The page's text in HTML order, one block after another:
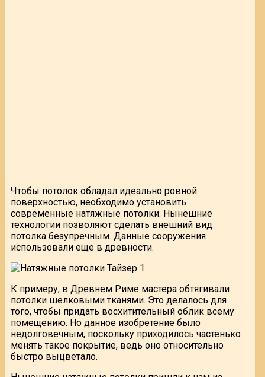
Чтобы потолок обладал идеально ровной
поверхностью, необходимо установить
современные натяжные потолки. Нынешние
технологии позволяют сделать внешний вид
потолка безупречным. Данные сооружения
использовали еще в древности.
К примеру, в Древнем Риме мастера обтягивали
потолки шелковыми тканями. Это делалось для
того, чтобы придать восхитительный облик всему
помещению. Но данное изобретение было
недолговечным, поскольку приходилось частенько
менять такое покрытие, ведь оно относительно
быстро выцветало.